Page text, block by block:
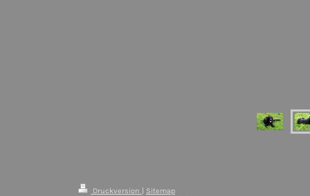
Druckversion | Sitemap